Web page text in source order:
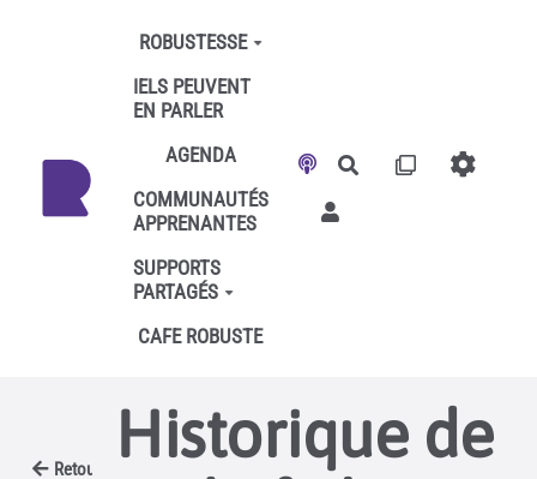
Aller au contenu principal
ROBUSTESSE
IELS PEUVENT
EN PARLER
AGENDA
COMMUNAUTÉS
APPRENANTES
SUPPORTS
PARTAGÉS
CAFE ROBUSTE
Rechercher
Retour
Historique de